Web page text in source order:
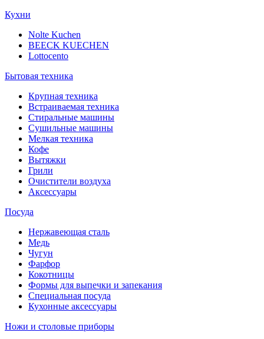
Кухни
Nolte Kuchen
BEECK KUECHEN
Lottocento
Бытовая техника
Крупная техника
Встраиваемая техника
Стиральные машины
Сушильные машины
Мелкая техника
Кофе
Вытяжки
Грили
Очистители воздуха
Аксессуары
Посуда
Нержавеющая сталь
Медь
Чугун
Фарфор
Кокотницы
Формы для выпечки и запекания
Специальная посуда
Кухонные аксессуары
Ножи и столовые приборы